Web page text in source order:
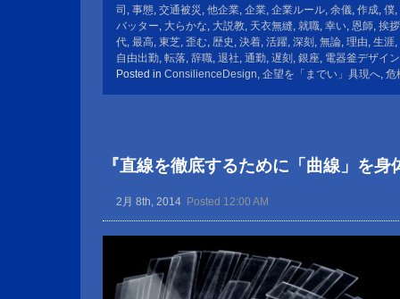
司 , 事態, 交通被災 , 他企業, 企業, 企業ルール, 余儀, 作成, 僕,
バッター, 大らかな, 大説教, 天衣無縫, 就職, 幸い, 恩師, 挨拶
代, 最高, 東芝, 歪む, 歴史 , 決着, 活躍, 深刻 , 無論, 理由, 生涯,
自由出勤, 転落, 辞職, 退社, 通勤, 遅刻 , 銀座, 電器釜デザイン
Posted in ConsilienceDesign, 企望を「までい」具現へ, 危
『直線を徹底するために「曲線」を身
2月 8th, 2014 Posted 12:00 AM